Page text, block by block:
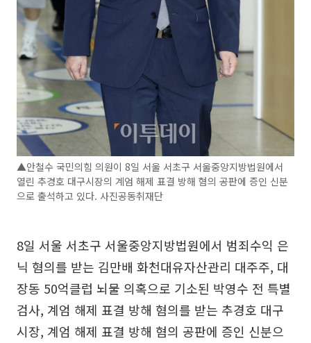
▲안철수 국민의힘 의원이 8일 서울 서초구 서울중앙지방법원에서
열린 추경호 대구시장의 계엄 해제 표결 방해 혐의 공판에 증인 신분
으로 출석하고 있다. 사진공동취재단
8일 서울 서초구 서울중앙지방법원에서 범죄수익 은
닉 혐의를 받는 김만배 화천대유자산관리 대주주, 대
장동 50억클럽 뇌물 의혹으로 기소된 박영수 전 특별
검사, 계엄 해제 표결 방해 혐의를 받는 추경호 대구
시장, 계엄 해제 표결 방해 혐의 공판에 증인 신분으